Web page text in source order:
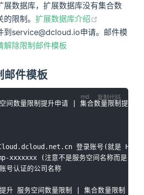
展数据库，扩展数据库没有集合数
的限制。扩展数据库介绍
到service@dcloud.io申请。邮件模
解除限制邮件模板
邮件模板
间数量限制提升申请 | 集合数量限制提升
登录账号(就是
xxxxxxx (注意不是服务空间名称而是 id)
号认证的公司名称
提升 服务空间数量限制 | 集合数量限制 | 将
复制代码